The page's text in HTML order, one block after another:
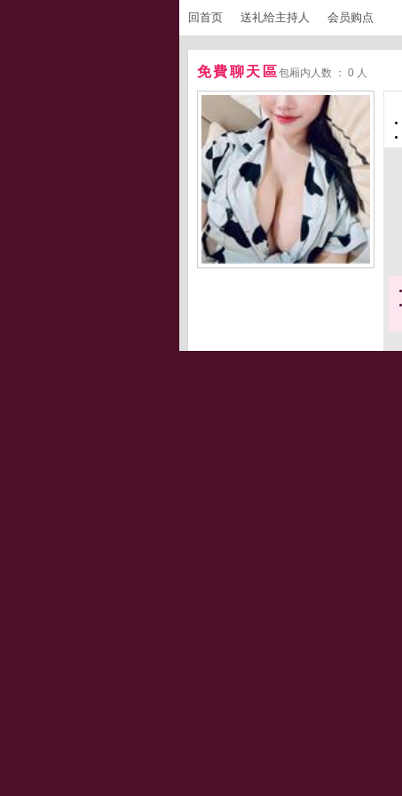
回首页 送礼给主持人 会员购点
免費聊天區包厢内人数 ： 0 人